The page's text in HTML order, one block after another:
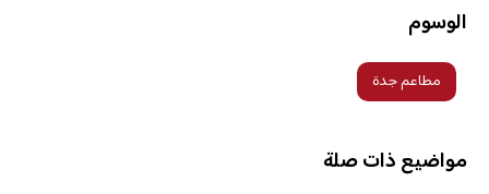
الوسوم
مطاعم جدة
مواضيع ذات صلة